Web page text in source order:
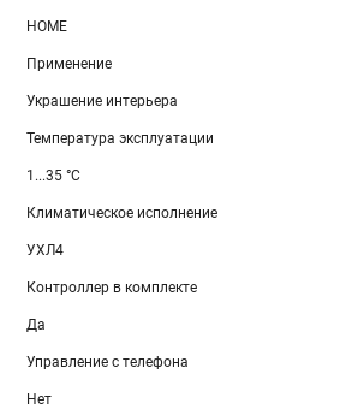
HOME
Применение
Украшение интерьера
Температура эксплуатации
1...35 °C
Климатическое исполнение
УХЛ4
Контроллер в комплекте
Да
Управление с телефона
Нет